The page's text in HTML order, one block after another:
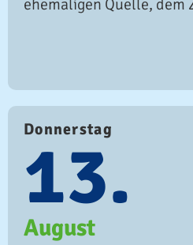
ehemaligen Quelle, dem
Donnerstag
13.
August